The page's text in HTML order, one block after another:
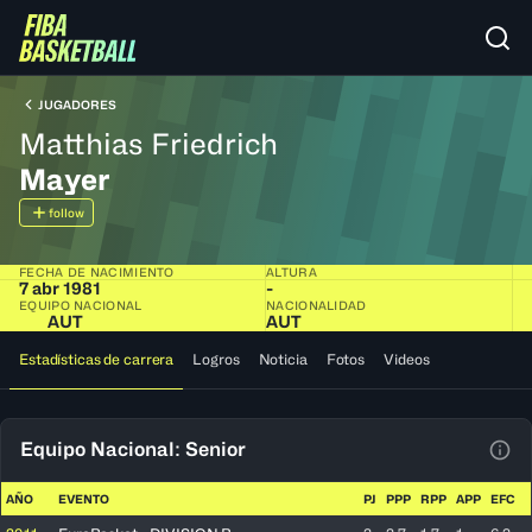
JUGADORES
Matthias Friedrich
Mayer
follow
FECHA DE NACIMIENTO
7 abr 1981
ALTURA
-
EQUIPO NACIONAL
AUT
NACIONALIDAD
AUT
Estadísticas de carrera Logros Noticia Fotos Videos
Equipo Nacional: Senior
AÑO EVENTO PJ PPP RPP APP EFC